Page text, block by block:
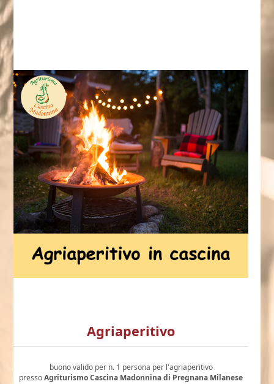
Agriaperitivo
buono valido per n. 1 persona per l'agriaperitivo
pressoAgriturismo Cascina Madonnina di Pregnana Milanese